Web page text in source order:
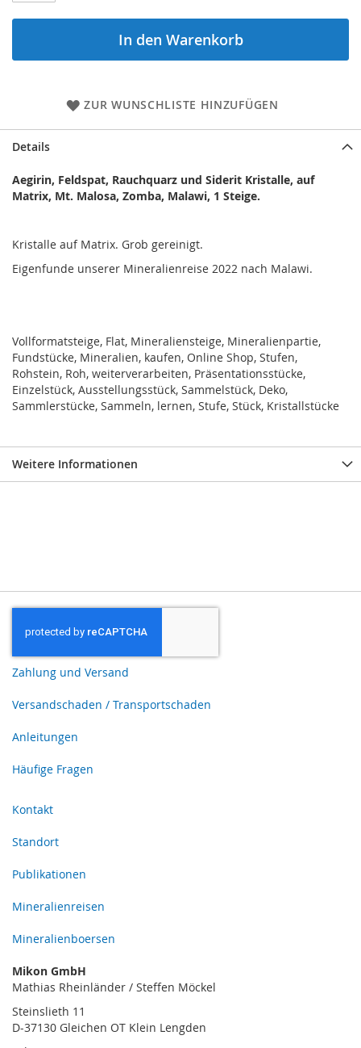
In den Warenkorb
ZUR WUNSCHLISTE HINZUFÜGEN
Details
Aegirin, Feldspat, Rauchquarz und Siderit Kristalle, auf
Matrix, Mt. Malosa, Zomba, Malawi, 1 Steige.
Kristalle auf Matrix. Grob gereinigt.
Eigenfunde unserer Mineralienreise 2022 nach Malawi.
Vollformatsteige, Flat, Mineraliensteige, Mineralienpartie,
Fundstücke, Mineralien, kaufen, Online Shop, Stufen,
Rohstein, Roh, weiterverarbeiten, Präsentationsstücke,
Einzelstück, Ausstellungsstück, Sammelstück, Deko,
Sammlerstücke, Sammeln, lernen, Stufe, Stück, Kristallstücke
Weitere Informationen
Zahlung und Versand
Versandschaden / Transportschaden
Anleitungen
Häufige Fragen
Kontakt
Standort
Publikationen
Mineralienreisen
Mineralienboersen
Mikon GmbH
Mathias Rheinländer / Steffen Möckel
Steinslieth 11
D-37130 Gleichen OT Klein Lengden